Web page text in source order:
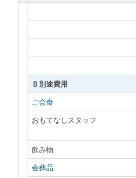
Ｂ別途費用
ご会食
おもてなしスタッフ
飲み物
会葬品